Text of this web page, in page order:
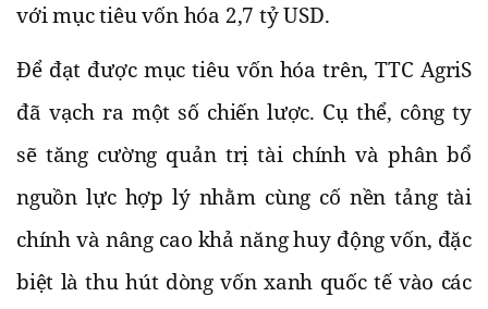
với mục tiêu vốn hóa 2,7 tỷ USD.
Để đạt được mục tiêu vốn hóa trên, TTC AgriS
đã vạch ra một số chiến lược. Cụ thể, công ty
sẽ tăng cường quản trị tài chính và phân bổ
nguồn lực hợp lý nhằm cùng cố nền tảng tài
chính và nâng cao khả năng huy động vốn, đặc
biệt là thu hút dòng vốn xanh quốc tế vào các